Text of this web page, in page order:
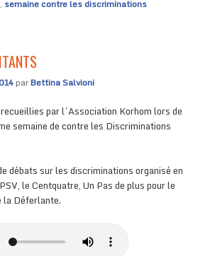
, semaine contre les discriminations
parBettina Salvioni
par l’Association Korhom lors de
semaine de contre les Discriminations
débats sur les discriminations organisé en
le Centquatre, Un Pas de plus pour le
la Déferlante.